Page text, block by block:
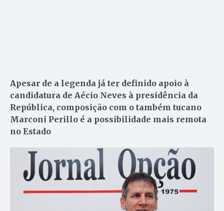
Apesar de a legenda já ter definido apoio à
candidatura de Aécio Neves à presidência da
República, composição com o também tucano
Marconi Perillo é a possibilidade mais remota
no Estado